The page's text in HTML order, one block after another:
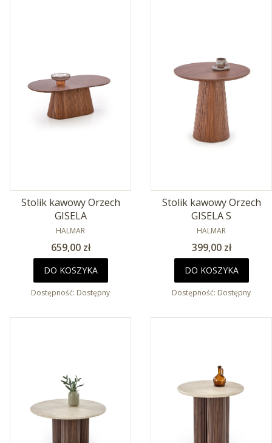
Stolik kawowy Orzech
GISELA
PRODUCENT
HALMAR
Cena
659,00 zł
DO KOSZYKA
Dostępność: Dostępny
Stolik kawowy Orzech
GISELA S
PRODUCENT
HALMAR
Cena
399,00 zł
DO KOSZYKA
Dostępność: Dostępny